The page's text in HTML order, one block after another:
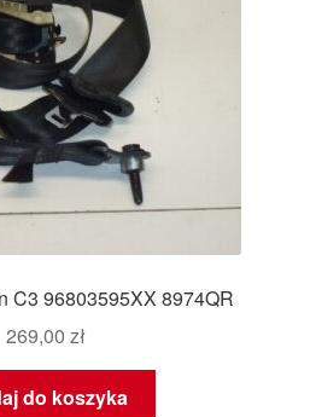
C3 96803595XX 8974QR
269,00 zł
do koszyka